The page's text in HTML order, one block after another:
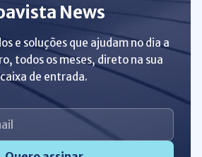
News
e soluções que ajudam no dia a
todos os meses, direto na sua
caixa de entrada.